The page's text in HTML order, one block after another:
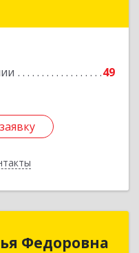
49
Подробнее
Федоровна